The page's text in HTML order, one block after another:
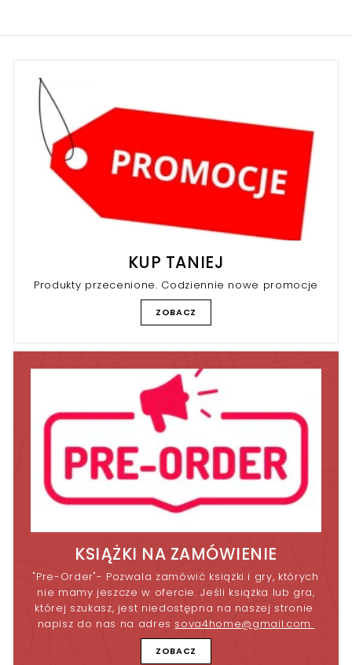
k
0
KUP TANIEJ
Produkty przecenione. Codziennie nowe promocje
ZOBACZ
KSIĄŻKI NA ZAMÓWIENIE
"Pre-Order"- Pozwala zamówić książki i gry, których
nie mamy jeszcze w ofercie. Jeśli książka lub gra,
której szukasz, jest niedostępna na naszej stronie
napisz do nas na adres sova4home@gmail.com
ZOBACZ